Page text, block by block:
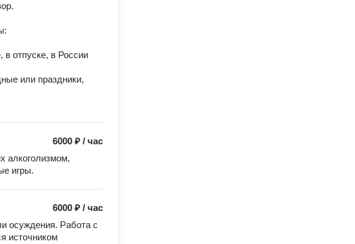
отпуске, в России
или праздники,
6000 ₽ /час
алкоголизмом,
игры.
6000 ₽ /час
осуждения. Работа с
источником